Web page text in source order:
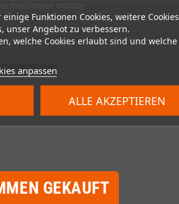
Funktionen Cookies, weitere Cookies
unser Angebot zu verbessern.
welche Cookies erlaubt sind und welche
anpassen
ALLE AKZEPTIEREN
modifzieren möchte.
GEKAUFT